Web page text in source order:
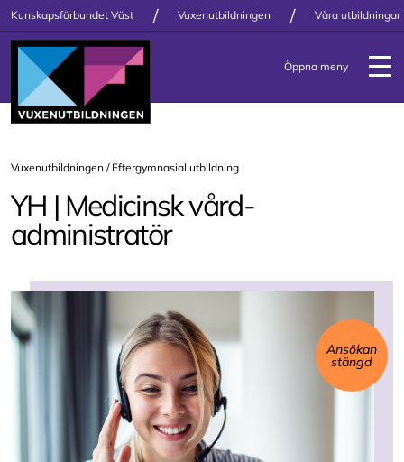
Kunskapsförbundet Väst / Vuxenutbildningen / Våra utbildningar
Öppna meny
Vuxenutbildningen / Eftergymnasial utbildning
YH | Medicinsk vård­
administratör
Ansökan
stängd